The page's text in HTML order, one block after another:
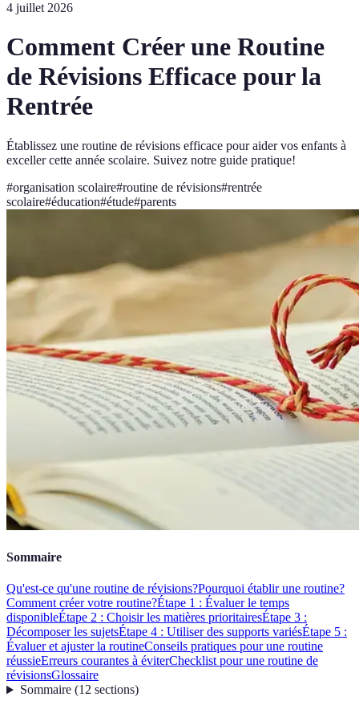
4 juillet 2026
Comment Créer une Routine
de Révisions Efficace pour la
Rentrée
Établissez une routine de révisions efficace pour aider vos enfants à
exceller cette année scolaire. Suivez notre guide pratique!
#organisation scolaire#routine de révisions#rentrée
scolaire#éducation#étude#parents
Sommaire
Qu'est-ce qu'une routine de révisions?Pourquoi établir une routine?
Comment créer votre routine?Étape 1 : Évaluer le temps
disponibleÉtape 2 : Choisir les matières prioritairesÉtape 3 :
Décomposer les sujetsÉtape 4 : Utiliser des supports variésÉtape 5 :
Évaluer et ajuster la routineConseils pratiques pour une routine
réussieErreurs courantes à éviterChecklist pour une routine de
révisionsGlossaire
Sommaire(12 sections)